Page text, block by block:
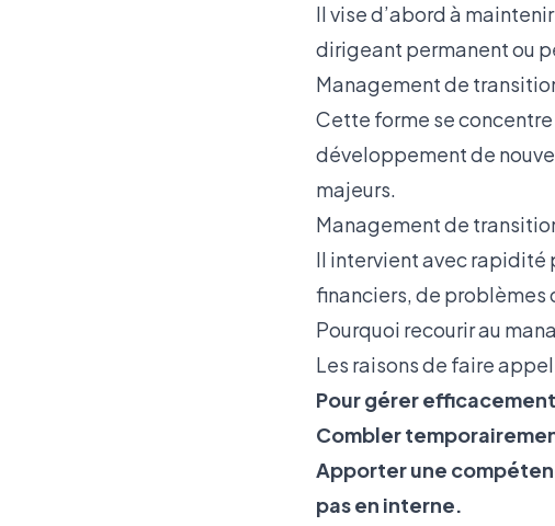
Il vise d’abord à
dirigeant permanent ou
Management de
Cette forme se
développement de
majeurs.
Management de
Il intervient avec rapidité
financiers, de problèmes
Pourquoi recourir au
Les raisons de faire
Pour gérer
Combler
Apporter une
pas en interne.